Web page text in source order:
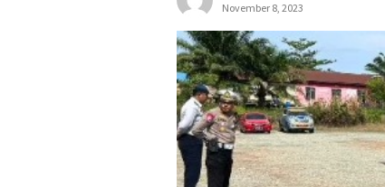
November 8, 2023